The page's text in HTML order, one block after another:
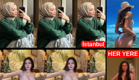
İstanbul
HER